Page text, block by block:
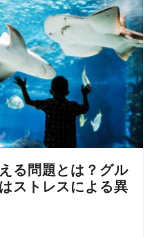
る問題とは？グル
ストレスによる異